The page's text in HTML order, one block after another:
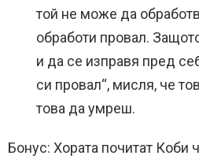
той не може да
обработи провал.
и да се изправя пред
си провал“, мисля, че
това да умреш.
Бонус: Хората почитат Коби